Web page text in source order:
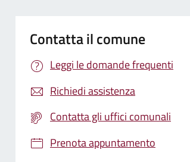
Contatta il comune
Leggi le domande frequenti
Richiedi assistenza
Contatta gli uffici comunali
Prenota appuntamento